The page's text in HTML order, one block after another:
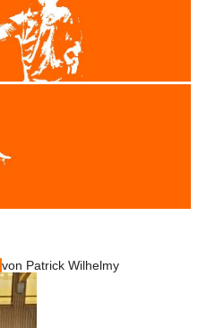
von Patrick Wilhelmy